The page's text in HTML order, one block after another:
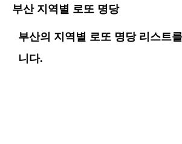
부산 지역별 로또 명당
부산의 지역별 로또 명당 리스트
니다.